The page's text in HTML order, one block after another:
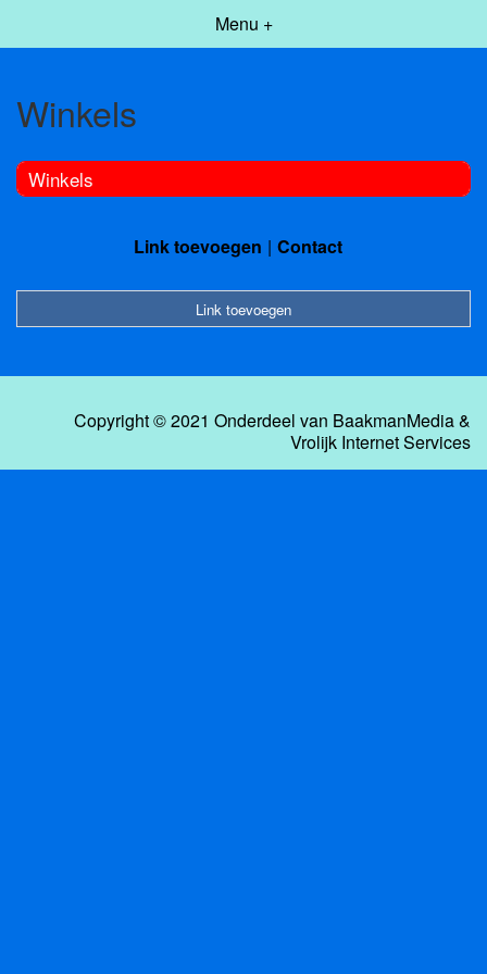
Menu +
Winkels
Winkels
Link toevoegen Contact
Link toevoegen
Copyright © 2021 Onderdeel van BaakmanMedia&
Vrolijk Internet Services